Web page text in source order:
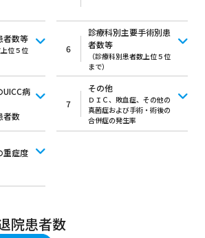
者数等
上位５位
UICC病
者数
重症度
6
診療科別主要手術別患
者数等
（診療科別患者数上位５位
まで）
7
その他
ＤＩＣ、敗血症、その他の
真菌症および手術・術後の
合併症の発生率
院患者数